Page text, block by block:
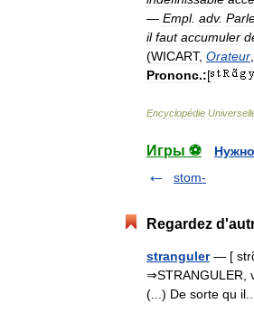
— Empl. adv.
il faut accumuler
(WICART, Orateur
Prononc.:[
Encyclopédie
Игры ⚽
stom-
Regardez
stranguler— [
⇒STRANGULER,
(...) De sorte qu